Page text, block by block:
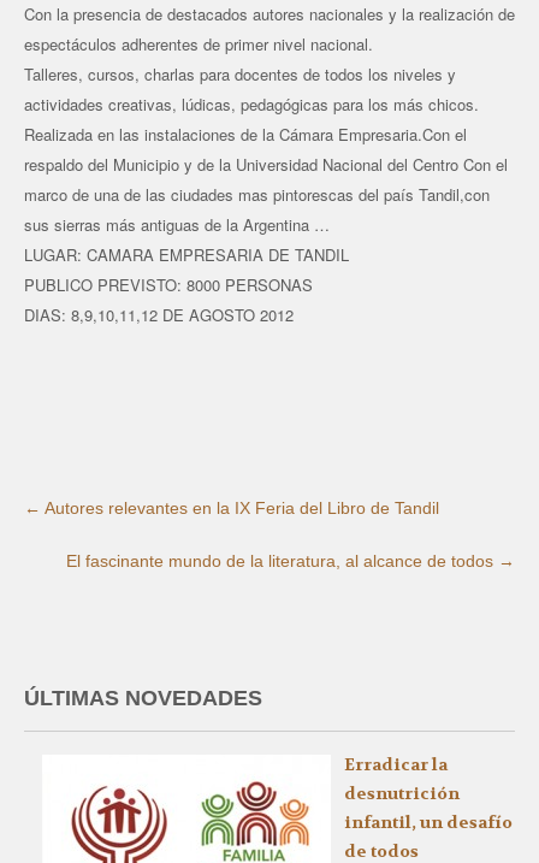
Con la presencia de destacados autores nacionales y la realización de
espectáculos adherentes de primer nivel nacional.
Talleres, cursos, charlas para docentes de todos los niveles y
actividades creativas, lúdicas, pedagógicas para los más chicos.
Realizada en las instalaciones de la Cámara Empresaria.Con el
respaldo del Municipio y de la Universidad Nacional del Centro Con el
marco de una de las ciudades mas pintorescas del país Tandil,con
sus sierras más antiguas de la Argentina …
LUGAR: CAMARA EMPRESARIA DE TANDIL
PUBLICO PREVISTO: 8000 PERSONAS
DIAS: 8,9,10,11,12 DE AGOSTO 2012
← Autores relevantes en la IX Feria del Libro de Tandil
El fascinante mundo de la literatura, al alcance de todos →
ÚLTIMAS NOVEDADES
Erradicar la
desnutrición
infantil, un desafío
de todos